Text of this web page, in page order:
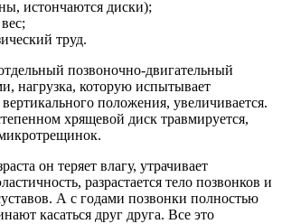
истончаются диски);
труд.
позвоночно-двигательный
нагрузка, которую испытывает
положения, увеличивается.
хрящевой диск травмируется,
он теряет влагу, утрачивает
разрастается тело позвонков и
А с годами позвонки полностью
касаться друг друга. Все это